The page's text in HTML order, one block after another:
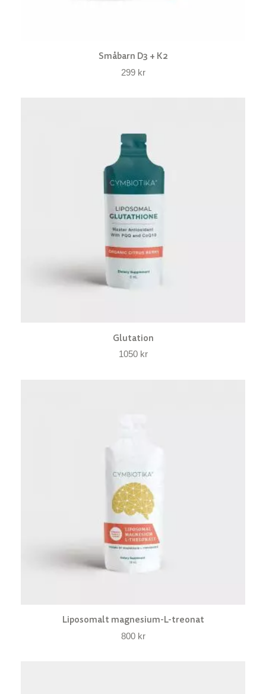
Småbarn D3 + K2
299 kr
Glutation
1050 kr
Liposomalt magnesium-L-treonat
800 kr